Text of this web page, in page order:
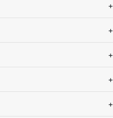
+
+
+
+
+